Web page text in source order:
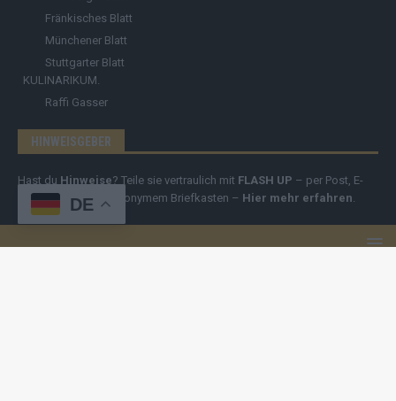
Fränkisches Blatt
Münchener Blatt
Stuttgarter Blatt
KULINARIKUM.
Raffi Gasser
HINWEISGEBER
Hast du Hinweise? Teile sie vertraulich mit FLASH UP – per Post, E-
Mail, Telefon oder anonymem Briefkasten – Hier mehr erfahren.
DE